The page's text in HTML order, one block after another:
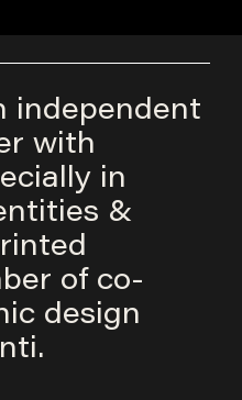
independent
with
in
&
of co-
design
.